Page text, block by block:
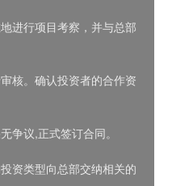
进行项目考察，并与总部
核。确认投资者的合作资
争议,正式签订合同。
资类型向总部交纳相关的